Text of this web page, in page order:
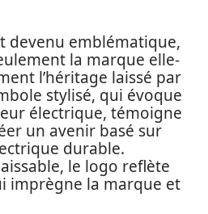
devenu emblématique,
la marque elle-
l’héritage laissé par
stylisé, qui évoque
électrique, témoigne
un avenir basé sur
durable.
le logo reflète
imprègne la marque et